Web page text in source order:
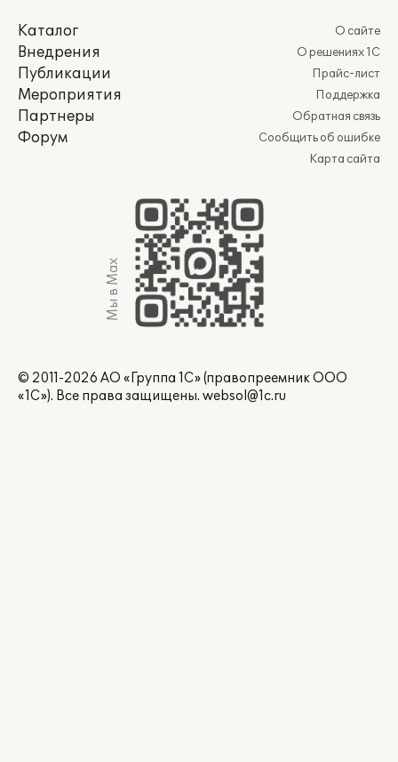
Каталог
Внедрения
Публикации
Мероприятия
Партнеры
Форум
О сайте
О решениях 1С
Прайс-лист
Поддержка
Обратная связь
Сообщить об ошибке
Карта сайта
Мы в Max
© 2011-2026 АО «Группа 1С» (правопреемник ООО
«1С»). Все права защищены. websol@1c.ru